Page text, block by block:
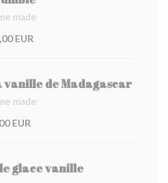
made
EUR
vanille de Madagascar
made
EUR
glace vanille